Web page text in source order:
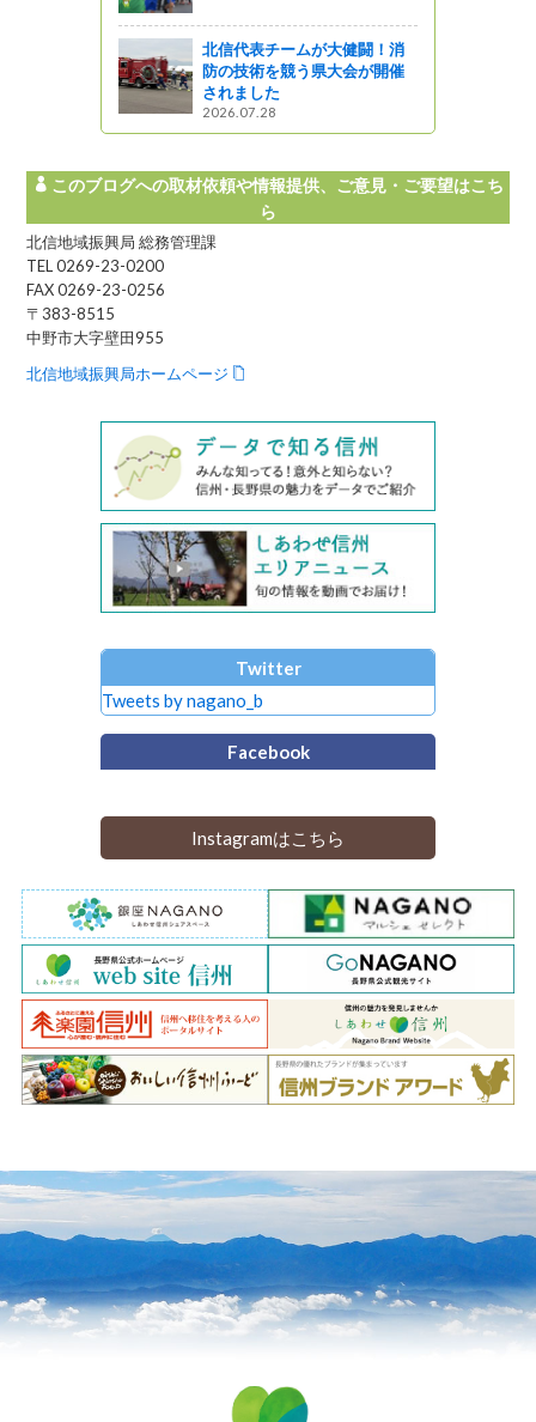
北信代表チームが大健闘！消
防の技術を競う県大会が開催
されました
2026.07.28
このブログへの取材依頼や情報提供、ご意見・ご要望はこち
ら
北信地域振興局 総務管理課
TEL 0269-23-0200
FAX 0269-23-0256
〒383-8515
中野市大字壁田955
北信地域振興局ホームページ
Twitter
Tweets by nagano_b
Facebook
Instagramはこちら